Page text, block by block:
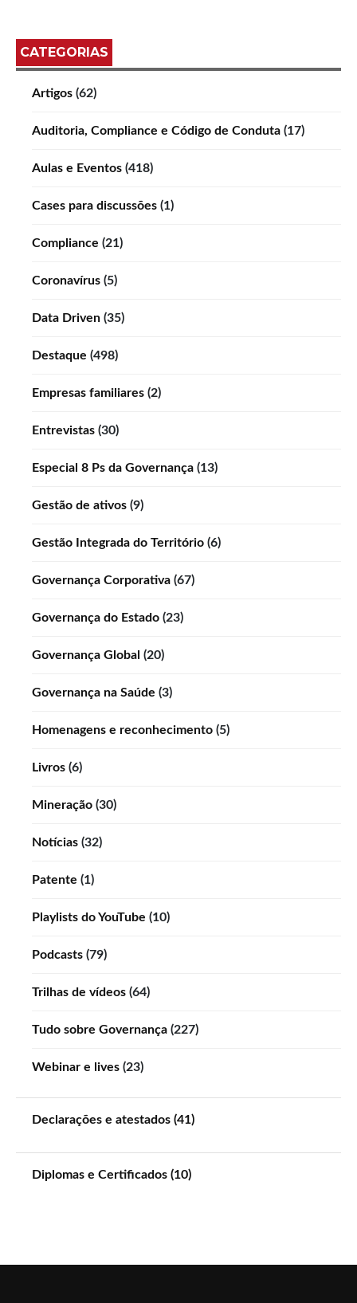
CATEGORIAS
Artigos (62)
Auditoria, Compliance e Código de Conduta (17)
Aulas e Eventos (418)
Cases para discussões (1)
Compliance (21)
Coronavírus (5)
Data Driven (35)
Destaque (498)
Empresas familiares (2)
Entrevistas (30)
Especial 8 Ps da Governança (13)
Gestão de ativos (9)
Gestão Integrada do Território (6)
Governança Corporativa (67)
Governança do Estado (23)
Governança Global (20)
Governança na Saúde (3)
Homenagens e reconhecimento (5)
Livros (6)
Mineração (30)
Notícias (32)
Patente (1)
Playlists do YouTube (10)
Podcasts (79)
Trilhas de vídeos (64)
Tudo sobre Governança (227)
Webinar e lives (23)
Declarações e atestados (41)
Diplomas e Certificados (10)